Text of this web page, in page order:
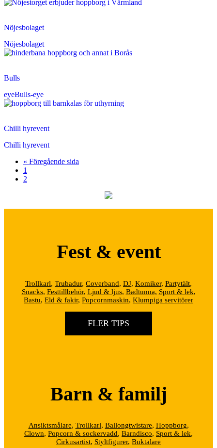
Nöjesbolaget
Nöjesbolaget
Bulls
eyeBulls-eye
Chilli hyrevent
Chilli hyrevent
« Go
Föregående sida
Sida
1
Sida
2
Fest & event
Trollkarl, Trubadur, Coverband, DJ, Komiker, Partytält,
Snacks, Festtillbehör, Ljud & ljus, Badtunna, Sport & lek,
Bastu, Eld & fakir, Popcornmaskin, Klumpiga servitörer
FLER TIPS
Barn & familj
Ansiktsmålare, Trollkarl, Ballongtwistare, Hoppborg,
Clown, Popcorn & sockervadd, Barndisco, Sport & lek,
Cirkusartist, Styltfigurer, Buktalare